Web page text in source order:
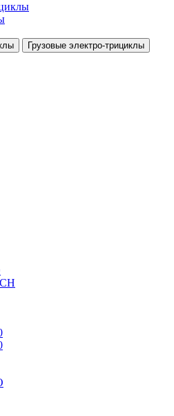
Грузовые электро‑трициклы